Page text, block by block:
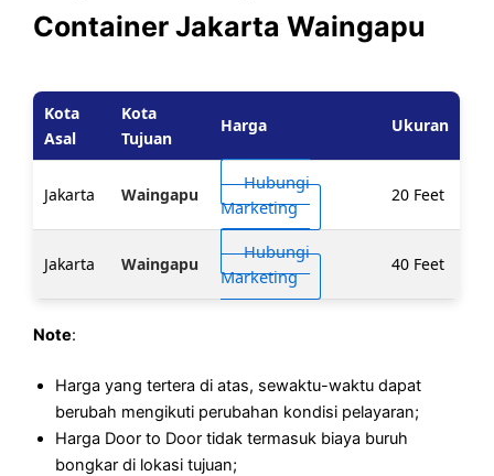
Container Jakarta Waingapu
Kota
Asal
Kota
Tujuan
Harga Ukuran
Jakarta Waingapu
Hubungi
Marketing
20 Feet
Jakarta Waingapu
Hubungi
Marketing
40 Feet
Note:
Harga yang tertera di atas, sewaktu-waktu dapat
berubah mengikuti perubahan kondisi pelayaran;
Harga Door to Door tidak termasuk biaya buruh
bongkar di lokasi tujuan;